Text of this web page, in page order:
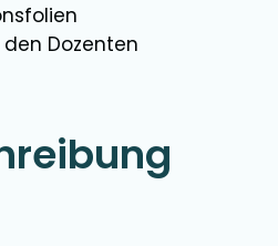
Dozenten